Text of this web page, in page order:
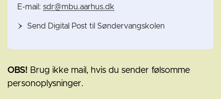
E-mail: sdr@mbu.aarhus.dk
Send Digital Post til Søndervangskolen
OBS! Brug ikke mail, hvis du sender følsomme
personoplysninger.